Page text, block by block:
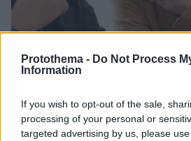
Protothema - Do Not Process
Information
If you wish to opt-out of the sale,
processing of your personal or
targeted advertising by us, please